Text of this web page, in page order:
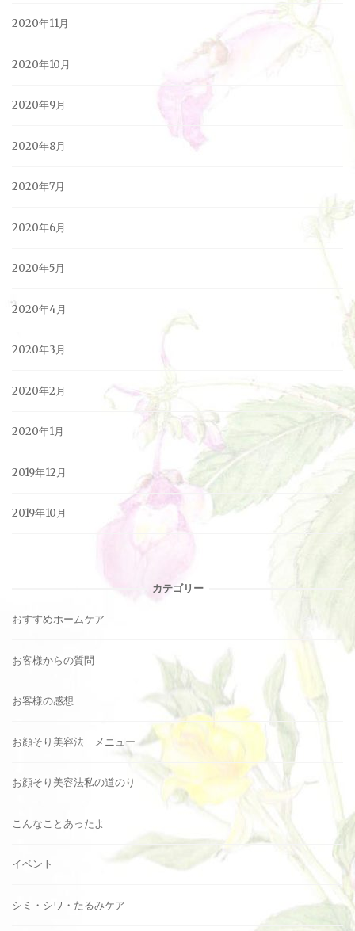
2020年11月
2020年10月
2020年9月
2020年8月
2020年7月
2020年6月
2020年5月
2020年4月
2020年3月
2020年2月
2020年1月
2019年12月
2019年10月
カテゴリー
おすすめホームケア
お客様からの質問
お客様の感想
お顔そり美容法 メニュー
お顔そり美容法私の道のり
こんなことあったよ
イベント
シミ・シワ・たるみケア